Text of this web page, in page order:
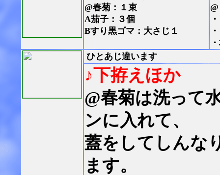
@春菊：１束
A茄子：３個
Bすり黒ゴマ：大さじ１
ひとあじ違います
♪下拵えほか
@春菊は洗って
ンに入れて、
蓋をしてしんな
ます。